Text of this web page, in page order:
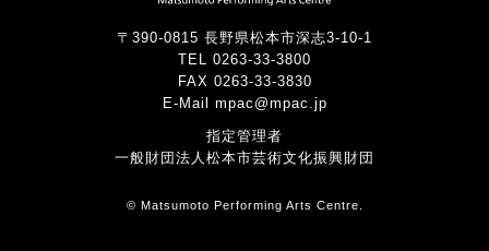
〒390-0815 長野県松本市深志3-10-1
TEL 0263-33-3800
FAX 0263-33-3830
E-Mail mpac@mpac.jp
指定管理者
一般財団法人松本市芸術文化振興財団
© Matsumoto Performing Arts Centre.